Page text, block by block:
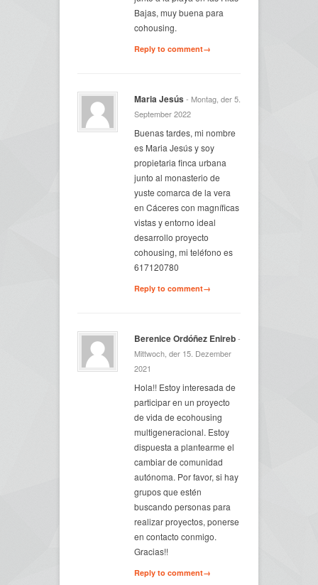
Bajas, muy buena para
cohousing.
Reply to comment→
Maria Jesús - Montag, der 5.
September 2022
Buenas tardes, mi nombre
es Maria Jesús y soy
propietaria finca urbana
junto al monasterio de
yuste comarca de la vera
en Cáceres con magníficas
vistas y entorno ideal
desarrollo proyecto
cohousing, mi teléfono es
617120780
Reply to comment→
Berenice Ordóñez Enireb-
Mittwoch, der 15. Dezember
2021
Hola!! Estoy interesada de
participar en un proyecto
de vida de ecohousing
multigeneracional. Estoy
dispuesta a plantearme el
cambiar de comunidad
autónoma. Por favor, si hay
grupos que estén
buscando personas para
realizar proyectos, ponerse
en contacto conmigo.
Gracias!!
Reply to comment→